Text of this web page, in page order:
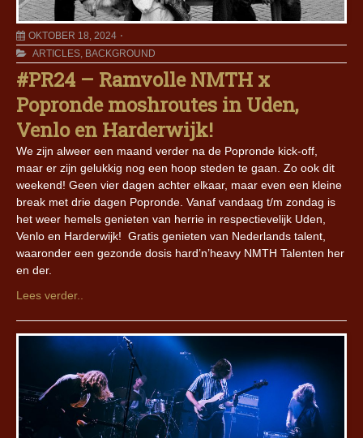
OKTOBER 18, 2024
ARTICLES, BACKGROUND
#PR24 – Ramvolle NMTH x
Popronde moshroutes in Uden,
Venlo en Harderwijk!
We zijn alweer een maand verder na de Popronde kick-off,
maar er zijn gelukkig nog een hoop steden te gaan. Zo ook dit
weekend! Geen vier dagen achter elkaar, maar even een kleine
break met drie dagen Popronde. Vanaf vandaag t/m zondag is
het weer hemels genieten van herrie in respectievelijk Uden,
Venlo en Harderwijk! Gratis genieten van Nederlands talent,
waaronder een gezonde dosis hard’n’heavy NMTH Talenten her
en der.
Lees verder..